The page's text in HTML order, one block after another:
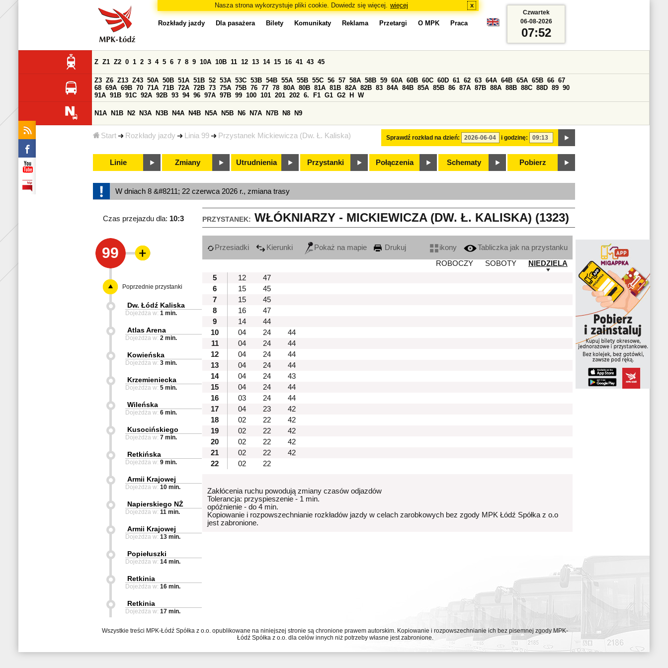
Nasza strona wykorzystuje pliki cookie. Dowiedz się więcej. więcej x
Start Rozkłady jazdy Linia 99 Przystanek Mickiewicza (Dw. Ł. Kaliska)
Rozkłady jazdy Dla pasażera Bilety Komunikaty Reklama Przetargi O MPK Praca
Sprawdź rozkład na dzień: i godzinę:
Z Z1 Z2 0 1 2 3 4 5 6 7 8 9 10A 10B 11 12 13 14 15 16 41 43 45
Z3 Z6 Z13 Z43 50A 50B 51A 51B 52 53A 53C 53B 54B 55A 55B 55C 56 57 58A 58B 59 60A 60B 60C 60D 61 62 63 64A 64B 65A 65B 66 67
68 69A 69B 70 71A 71B 72A 72B 73 75A 75B 76 77 78 80A 80B 81A 81B 82A 82B 83 84A 84B 85A 85B 86 87A 87B 88A 88B 88C 88D 89 90
91A 91B 91C 92A 92B 93 94 96 97A 97B 99 100 101 201 202 6. F1 G1 G2 H W
N1A N1B N2 N3A N3B N4A N4B N5A N5B N6 N7A N7B N8 N9
Linie Zmiany Utrudnienia Przystanki Połączenia Schematy Pobierz
Czwartek
06-08-2026
07:52
W dniach 8 &#8211; 22 czerwca 2026 r., zmiana trasy
PRZYSTANEK: WŁÓKNIARZY - MICKIEWICZA (DW. Ł. KALISKA) (1323)
Czas przejazdu dla: 10:3
99 Przesiadki Kierunki Pokaż na mapie Drukuj ikony
Tabliczka jak na przystanku
ROBOCZY
SOBOTY
NIEDZIELA
5
12
47
6
15
45
7
15
45
8
16
47
9
14
44
10
04 24
44
11
04 24
44
12
04 24
44
13
04 24
44
14
04 24
43
15
04 24
44
16
03 24
44
17
04 23
42
18
02 22
42
19
02 22
42
20
02 22
42
21
02 22
42
22
02 22
Zakłócenia ruchu powodują zmiany czasów odjazdów
Tolerancja: przyspieszenie - 1 min.
opóźnienie - do 4 min.
Kopiowanie i rozpowszechnianie rozkładów jazdy w celach zarobkowych bez zgody MPK Łódź Spółka z o.o
jest zabronione.
Poprzednie przystanki
Dw. Łódź Kaliska
Dojeżdża w: 1 min.
Atlas Arena
Dojeżdża w: 2 min.
Kowieńska
Dojeżdża w: 3 min.
Krzemieniecka
Dojeżdża w: 5 min.
Wileńska
Dojeżdża w: 6 min.
Kusocińskiego
Dojeżdża w: 7 min.
Retkińska
Dojeżdża w: 9 min.
Armii Krajowej
Dojeżdża w: 10 min.
Napierskiego NŻ
Dojeżdża w: 11 min.
Armii Krajowej
Dojeżdża w: 13 min.
Popiełuszki
Dojeżdża w: 14 min.
Retkinia
Dojeżdża w: 16 min.
Retkinia
Dojeżdża w: 17 min.
Wszystkie treści MPK-Łódź Spółka z o.o. opublikowane na niniejszej stronie są chronione prawem autorskim. Kopiowanie i rozpowszechnianie ich bez pisemnej zgody MPK-
Łódź Spółka z o.o. dla celów innych niż potrzeby własne jest zabronione.